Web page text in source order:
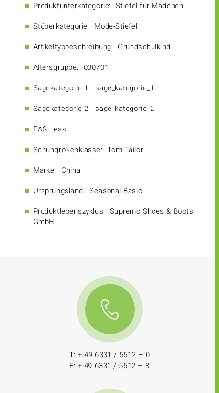
Produktunterkategorie: Stiefel für Mädchen
Stöberkategorie: Mode-Stiefel
Artikeltypbeschreibung: Grundschulkind
Altersgruppe: 030701
Sagekategorie 1: sage_kategorie_1
Sagekategorie 2: sage_kategorie_2
EAS: eas
Schuhgrößenklasse: Tom Tailor
Marke: China
Ursprungsland: Seasonal Basic
Produktlebenszyklus: Supremo Shoes & Boots
GmbH
T: + 49 6331 / 5512 – 0
F: + 49 6331 / 5512 – 8